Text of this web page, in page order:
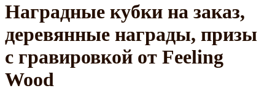
Наградные кубки на заказ,
деревянные награды, призы
с гравировкой от Feeling
Wood